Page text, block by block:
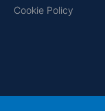
Cookie Policy